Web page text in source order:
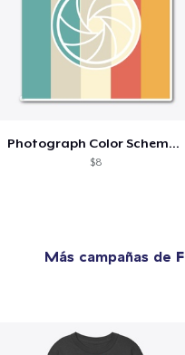
Photograph Color Scheme Aesthetic
$8
Más campañas de